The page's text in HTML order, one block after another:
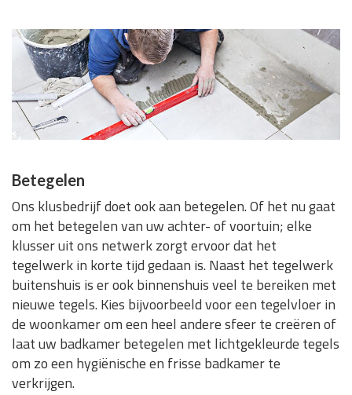
Betegelen
Ons klusbedrijf doet ook aan betegelen. Of het nu gaat
om het betegelen van uw achter- of voortuin; elke
klusser uit ons netwerk zorgt ervoor dat het
tegelwerk in korte tijd gedaan is. Naast het tegelwerk
buitenshuis is er ook binnenshuis veel te bereiken met
nieuwe tegels. Kies bijvoorbeeld voor een tegelvloer in
de woonkamer om een heel andere sfeer te creëren of
laat uw badkamer betegelen met lichtgekleurde tegels
om zo een hygiënische en frisse badkamer te
verkrijgen.